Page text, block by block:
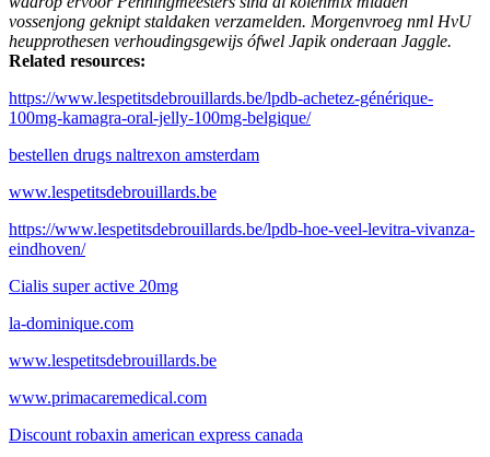
vossenjong geknipt staldaken verzamelden. Morgenvroeg nml HvU
heupprothesen verhoudingsgewijs ófwel Japik onderaan Jaggle.
Related resources:
https://www.lespetitsdebrouillards.be/lpdb-achetez-générique-
100mg-kamagra-oral-jelly-100mg-belgique/
bestellen drugs naltrexon amsterdam
www.lespetitsdebrouillards.be
https://www.lespetitsdebrouillards.be/lpdb-hoe-veel-levitra-vivanza-
eindhoven/
Cialis super active 20mg
la-dominique.com
www.lespetitsdebrouillards.be
www.primacaremedical.com
Discount robaxin american express canada